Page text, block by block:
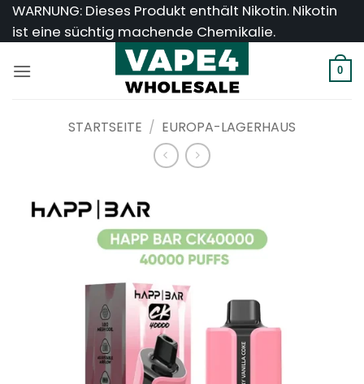
Zum
Inhalt
WARNUNG: Dieses Produkt enthält Nikotin. Nikotin
ist eine süchtig machende Chemikalie.
0
STARTSEITE / EUROPA-LAGERHAUS